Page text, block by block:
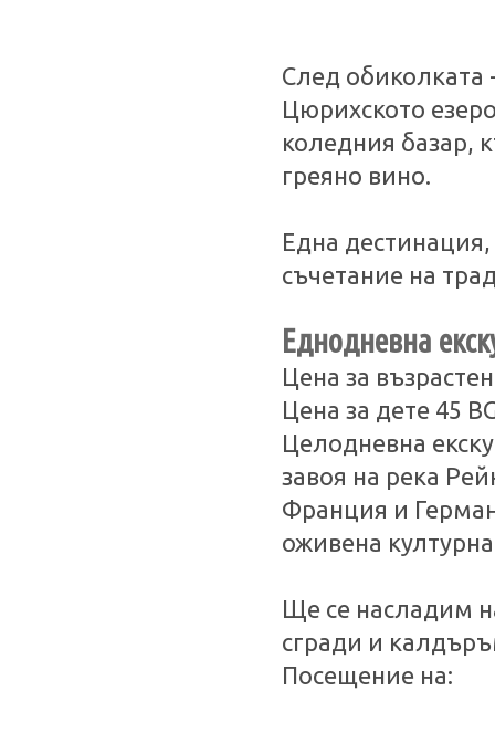
След обиколката
Цюрихското
коледния базар,
греяно вино.
Една
съчетание на
Еднодневна
Цена за
Цена за дете 45
Целодневна
завоя на река
Франция и
оживена
Ще се насладим
сгради и
Посещение на: